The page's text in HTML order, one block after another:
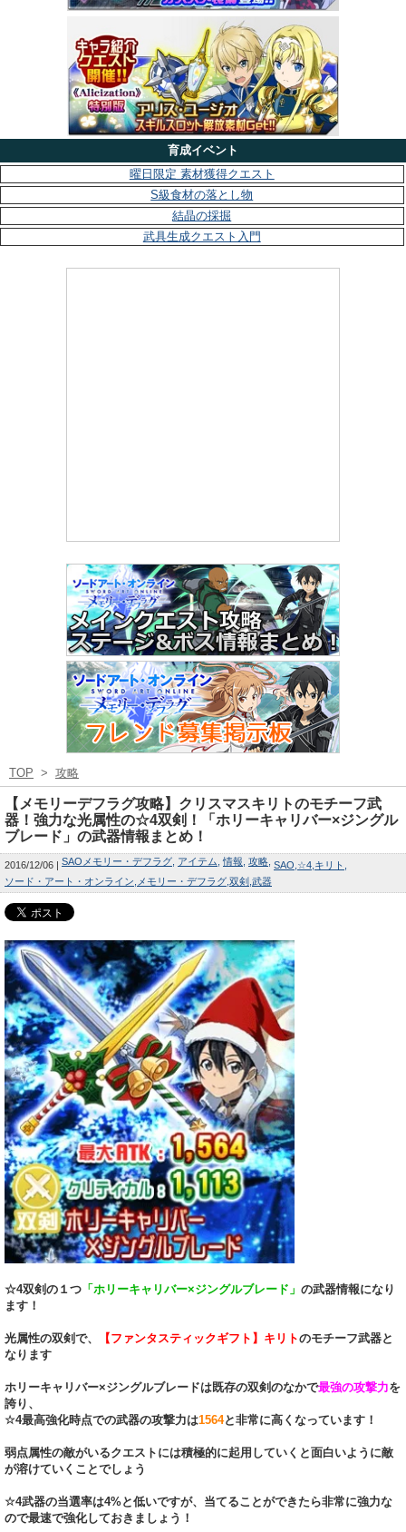
育成イベント
曜日限定 素材獲得クエスト
S級食材の落とし物
結晶の採掘
武具生成クエスト入門
TOP > 攻略
【メモリーデフラグ攻略】クリスマスキリトのモチーフ武
器！強力な光属性の☆4双剣！「ホリーキャリバー×ジングル
ブレード」の武器情報まとめ！
2016/12/06 SAOメモリー・デフラグ アイテム 情報 攻略 SAO ☆4 キリト
ソード・アート・オンライン メモリー・デフラグ 双剣 武器
☆4双剣の１つ 「ホリーキャリバー×ジングルブレード」 の武器情報になり
ます！
光属性の双剣で、 【ファンタスティックギフト】キリトのモチーフ武器と
なります
ホリーキャリバー×ジングルブレードは既存の双剣のなかで最強の攻撃力を
誇り、
☆4最高強化時点での武器の攻撃力は1564と非常に高くなっています！
弱点属性の敵がいるクエストには積極的に起用していくと面白いように敵
が溶けていくことでしょう
☆4武器の当選率は4%と低いですが、当てることができたら非常に強力な
ので最速で強化しておきましょう！